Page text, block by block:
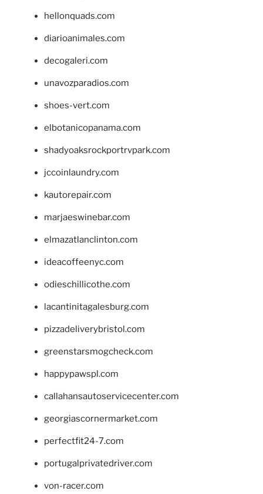
hellonquads.com
diarioanimales.com
decogaleri.com
unavozparadios.com
shoes-vert.com
elbotanicopanama.com
shadyoaksrockportrvpark.com
jccoinlaundry.com
kautorepair.com
marjaeswinebar.com
elmazatlanclinton.com
ideacoffeenyc.com
odieschillicothe.com
lacantinitagalesburg.com
pizzadeliverybristol.com
greenstarsmogcheck.com
happypawspl.com
callahansautoservicecenter.com
georgiascornermarket.com
perfectfit24-7.com
portugalprivatedriver.com
von-racer.com